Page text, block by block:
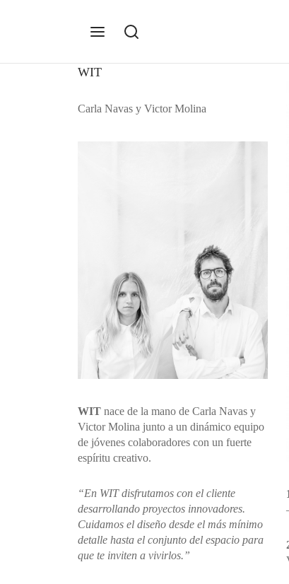
WIT
Carla Navas y Victor Molina
WIT nace de la mano de Carla Navas y
Victor Molina junto a un dinámico equipo
de jóvenes colaboradores con un fuerte
espíritu creativo.
“En WIT disfrutamos con el cliente
desarrollando proyectos innovadores.
Cuidamos el diseño desde el más mínimo
detalle hasta el conjunto del espacio para
que te inviten a vivirlos.”